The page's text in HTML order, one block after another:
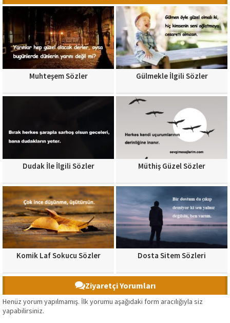
Muhteşem Sözler Gülmekle İlgili Sözler
Dudak İle İlgili Sözler Müthiş Güzel Sözler
Komik Laf Sokucu Sözler Dosta Sitem Sözleri
Ziyaretçi Yorumları
Henüz yorum yapılmamış. İlk yorumu aşağıdaki form aracılığıyla siz
yapabilirsiniz.